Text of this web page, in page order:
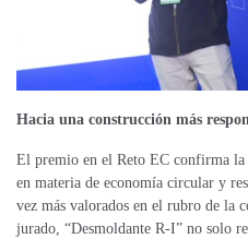
Hacia una construcción más
El premio en el Reto EC confirma la
en materia de economía circular y
vez más valorados en el rubro de la
jurado, “Desmoldante R-I” no solo